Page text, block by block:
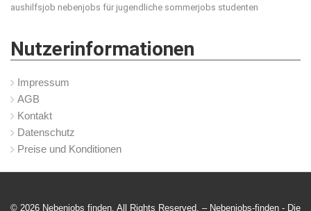
aushilfsjob nebenjobs für jugendliche sommerjobs studenten
Nutzerinformationen
Impressum
AGB
Kontakt
Datenschutz
Preise und Konditionen
© 2026 Nebenjobs finden. All Rights Reserved. – Nebenjobs-finden - Die